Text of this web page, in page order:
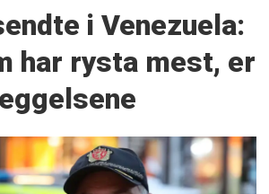
i Venezuela:
har rysta mest, er